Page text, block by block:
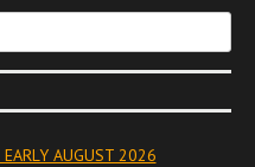
AUGUST 2026